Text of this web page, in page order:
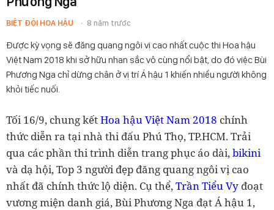
BIỆT ĐỘI HOA HẬU 8 năm trước
Được kỳ vọng sẽ đăng quang ngôi vị cao nhất cuộc thi Hoa hậu
Việt Nam 2018 khi sở hữu nhan sắc vô cùng nổi bật, do đó việc Bùi
Phương Nga chỉ dừng chân ở vị trí Á hậu 1 khiến nhiều người không
khỏi tiếc nuối.
Tối 16/9, chung kếtHoa hậu Việt Nam 2018 chính
thức diễn ra tại nhà thi đấu Phú Thọ, TP.HCM. Trải
qua các phần thi trình diễn trang phục áo dài,bikini
và dạ hội, Top 3 người đẹp đăng quang ngôi vị cao
nhất đã chính thức lộ diện. Cụ thể,Trần Tiểu Vy đoạt
vương miện danh giá, Bùi Phương Nga đạt Á hậu 1,